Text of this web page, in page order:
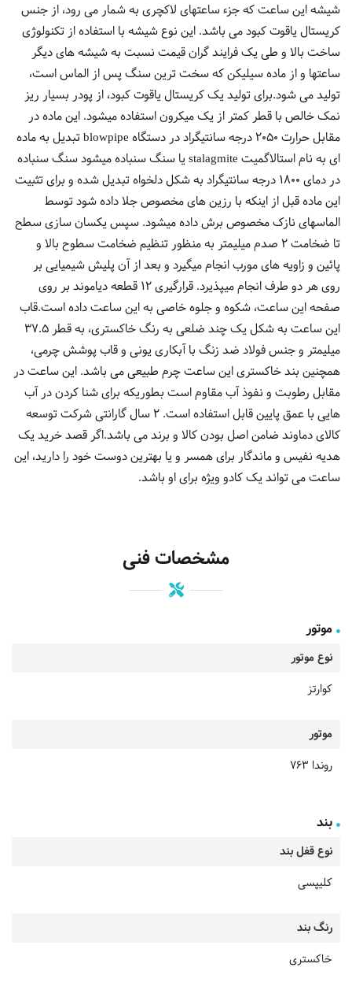
شیشه این ساعت که جزء ساعتهای لاکچری به شمار می رود، از جنس
کریستال یاقوت کبود می باشد. این نوع شیشه با استفاده از تکنولوژی
ساخت بالا و طی یک فرایند گران قیمت نسبت به شیشه های دیگر
ساعتها و از ماده سیلیکن که سخت ترین سنگ پس از الماس است،
تولید می شود.برای تولید یک کریستال یاقوت کبود، از پودر بسیار ریز
نمک خالص با قطر کمتر از یک میکرون استفاده میشود. این ماده در
مقابل حرارت 2050 درجه سانتیگراد در دستگاه blowpipe تبدیل به ماده
ای به نام استالاگمیت stalagmite یا سنگ سنباده میشود سنگ سنباده
در دمای 1800 درجه سانتیگراد به شکل دلخواه تبدیل شده و برای تثبیت
این ماده قبل از اینکه با رزین های مخصوص جلا داده شود توسط
الماسهای نازک مخصوص برش داده میشود. سپس یکسان سازی سطح
تا ضخامت 2 صدم میلیمتر به منظور تنظیم ضخامت سطوح بالا و
پائین و زاویه های مورب انجام میگیرد و بعد از آن پلیش شیمیایی بر
روی هر دو طرف انجام میپذیرد. قرارگیری 12 قطعه دیاموند بر روی
صفحه این ساعت، شکوه و جلوه خاصی به این ساعت داده است.قاب
این ساعت به شکل یک چند ضلعی به رنگ خاکستری، به قطر 37.5
میلیمتر و جنس فولاد ضد زنگ با آبکاری یونی و قاب پوشش چرمی،
همچنین بند خاکستری این ساعت چرم طبیعی می باشد. این ساعت در
مقابل رطوبت و نفوذ آب مقاوم است بطوریکه برای شنا کردن در آب
هایی با عمق پایین قابل استفاده است. 2 سال گارانتی شرکت توسعه
کالای دماوند ضامن اصل بودن کالا و برند می باشد.اگر قصد خرید یک
هدیه نفیس و ماندگار برای همسر و یا بهترین دوست خود را دارید، این
ساعت می تواند یک کادو ویژه برای او باشد.
مشخصات فنی
موتور
نوع موتور
کوارتز
موتور
روندا 763
بند
نوع قفل بند
کلیپسی
رنگ بند
خاکستری